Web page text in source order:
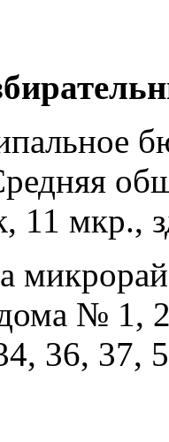
11 мкр.,
№ 1,
36, 37,